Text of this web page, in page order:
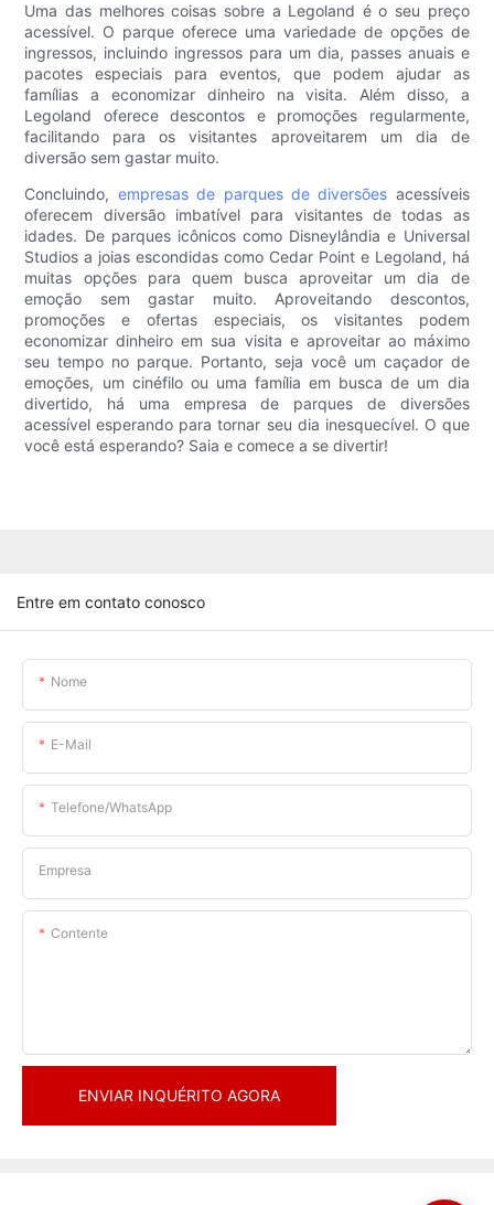
Uma das melhores coisas sobre a Legoland é o seu preço
acessível. O parque oferece uma variedade de opções de
ingressos, incluindo ingressos para um dia, passes anuais e
pacotes especiais para eventos, que podem ajudar as
famílias a economizar dinheiro na visita. Além disso, a
Legoland oferece descontos e promoções regularmente,
facilitando para os visitantes aproveitarem um dia de
diversão sem gastar muito.
Concluindo, empresas de parques de diversões acessíveis
oferecem diversão imbatível para visitantes de todas as
idades. De parques icônicos como Disneylândia e Universal
Studios a joias escondidas como Cedar Point e Legoland, há
muitas opções para quem busca aproveitar um dia de
emoção sem gastar muito. Aproveitando descontos,
promoções e ofertas especiais, os visitantes podem
economizar dinheiro em sua visita e aproveitar ao máximo
seu tempo no parque. Portanto, seja você um caçador de
emoções, um cinéfilo ou uma família em busca de um dia
divertido, há uma empresa de parques de diversões
acessível esperando para tornar seu dia inesquecível. O que
você está esperando? Saia e comece a se divertir!
Entre em contato conosco
Nome
E-Mail
Telefone/WhatsApp
Empresa
Contente
ENVIAR INQUÉRITO AGORA